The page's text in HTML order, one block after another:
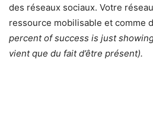
des réseaux sociaux. Votre
ressource mobilisable et comme
percent of success is just
vient que du fait d’être présent).